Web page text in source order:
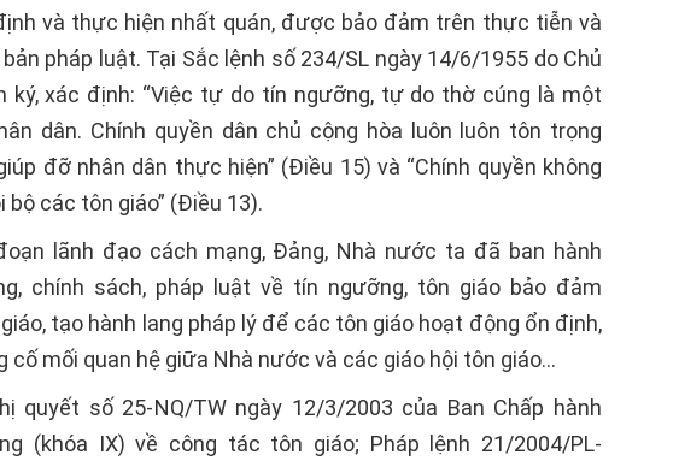
và thực hiện nhất quán, được bảo đảm trên thực tiễn và
pháp luật. Tại Sắc lệnh số 234/SL ngày 14/6/1955 do Chủ
ký, xác định: “Việc tự do tín ngưỡng, tự do thờ cúng là một
dân. Chính quyền dân chủ cộng hòa luôn luôn tôn trọng
đỡ nhân dân thực hiện” (Ðiều 15) và “Chính quyền không
bộ các tôn giáo” (Ðiều 13).
lãnh đạo cách mạng, Ðảng, Nhà nước ta đã ban hành
chính sách, pháp luật về tín ngưỡng, tôn giáo bảo đảm
tạo hành lang pháp lý để các tôn giáo hoạt động ổn định,
cố mối quan hệ giữa Nhà nước và các giáo hội tôn giáo…
quyết số 25-NQ/TW ngày 12/3/2003 của Ban Chấp hành
(khóa IX) về công tác tôn giáo; Pháp lệnh 21/2004/PL-